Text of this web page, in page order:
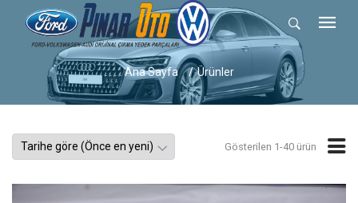
Ana Sayfa Ürünler
Gösterilen 1-40 ürün